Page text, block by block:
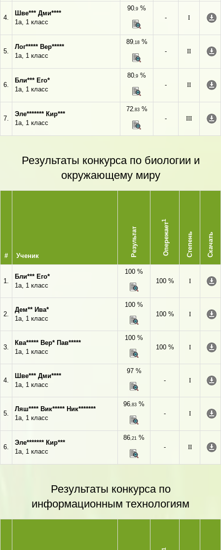
4.
Шве*** Дми****
1а, 1 класс
90,9 %
-
I
5.
Лог***** Вер*****
1а, 1 класс
89,18%
-
II
6.
Бли*** Его*
1а, 1 класс
80,9 %
-
II
7.
Эле******* Кир***
1а, 1 класс
72,83%
-
III
Результаты конкурса по биологии и
окружающему миру
# Ученик Результат Опережает
1
Степень Скачать
1.
Бли*** Его*
1а, 1 класс
100 %
100 %
I
2.
Дем** Ива*
1а, 1 класс
100 %
100 %
I
3.
Ква***** Вер* Пав*****
1а, 1 класс
100 %
100 %
I
4.
Шве*** Дми****
1а, 1 класс
97 %
-
I
5.
Ляш**** Вик***** Ник*******
1а, 1 класс
96,83 %
-
I
6.
Эле******* Кир***
1а, 1 класс
86,21 %
-
II
Результаты конкурса по
информационным технологиям
1